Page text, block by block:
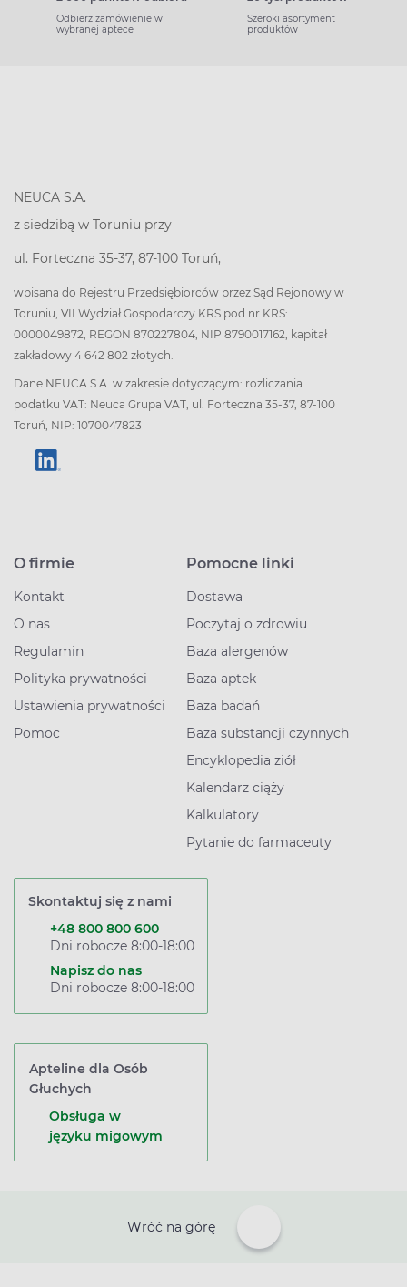
Odbierz zamówienie w
wybranej aptece
Szeroki asortyment
produktów
NEUCA S.A.
z siedzibą w Toruniu przy
ul. Forteczna 35-37, 87-100 Toruń,
wpisana do Rejestru Przedsiębiorców przez Sąd Rejonowy w
Toruniu, VII Wydział Gospodarczy KRS pod nr KRS:
0000049872, REGON 870227804, NIP 8790017162, kapitał
zakładowy 4 642 802 złotych.
Dane NEUCA S.A. w zakresie dotyczącym: rozliczania
podatku VAT: Neuca Grupa VAT, ul. Forteczna 35-37, 87-100
Toruń, NIP: 1070047823
O firmie
Kontakt
O nas
Regulamin
Polityka prywatności
Ustawienia prywatności
Pomoc
Pomocne linki
Dostawa
Poczytaj o zdrowiu
Baza alergenów
Baza aptek
Baza badań
Baza substancji czynnych
Encyklopedia ziół
Kalendarz ciąży
Kalkulatory
Pytanie do farmaceuty
Skontaktuj się z nami
+48 800 800 600
Dni robocze 8:00-18:00
Napisz do nas
Dni robocze 8:00-18:00
Apteline dla Osób
Głuchych
Obsługa w
języku migowym
Wróć na górę